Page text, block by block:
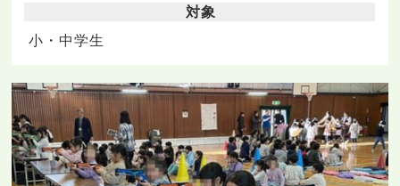
対象
小・中学生